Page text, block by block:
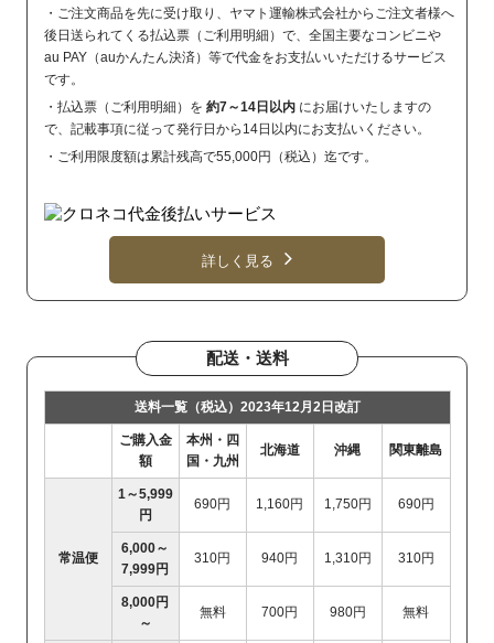
・ご注文商品を先に受け取り、ヤマト運輸株式会社からご注文者様へ
後日送られてくる払込票（ご利用明細）で、全国主要なコンビニや
au PAY（auかんたん決済）等で代金をお支払いいただけるサービス
です。
・払込票（ご利用明細）を約7～14日以内 にお届けいたしますの
で、記載事項に従って発行日から14日以内にお支払いください。
・ご利用限度額は累計残高で55,000円（税込）迄です。
詳しく見る
配送・送料
送料一覧（税込）2023年12月2日改訂
ご購入金
額
本州・四
国・九州
北海道 沖縄 関東離島
常温便
1～5,999
円
690円 1,160円 1,750円 690円
6,000～
7,999円
310円 940円 1,310円 310円
8,000円
～
無料 700円 980円 無料